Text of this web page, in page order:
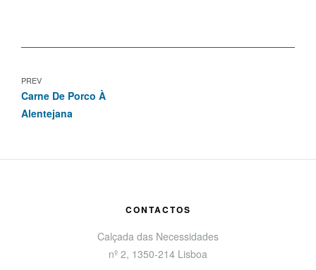
PREV
Carne De Porco À
Alentejana
CONTACTOS
Calçada das Necessidades
nº 2, 1350-214 Lisboa